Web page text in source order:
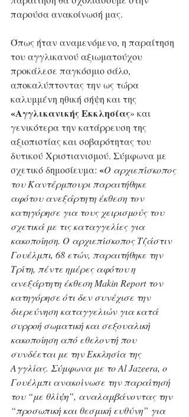
παρούσα ανακοίνωσή μας.
Όπως ήταν αναμενόμενο, η παραίτηση
του αγγλικανού αξιωματούχου
προκάλεσε παγκόσμιο σάλο,
αποκαλύπτοντας την ως τώρα
καλυμμένη ηθική σήψη και της
«Αγγλικανικής Εκκλησίας» και
γενικότερα την κατάρρευση της
αξιοπιστίας και σοβαρότητας του
δυτικού Χριστιανισμού. Σύμφωνα με
σχετικό δημοσίευμα: «Ο αρχιεπίσκοπος
του Καντέρμπουρι παραιτήθηκε
αφότου ανεξάρτητη έκθεση τον
κατηγόρησε για τους χειρισμούς του
σχετικά με τις καταγγελίες για
κακοποίηση. Ο αρχιεπίσκοπος Τζάστιν
Γουέλμπι, 68 ετών, παραιτήθηκε την
Τρίτη, πέντε ημέρες αφότου η
ανεξάρτητη έκθεση Makin Report τον
κατηγόρησε ότι δεν συνέχισε την
διερεύνηση καταγγελιών για κατά
συρροή σωματική και σεξουαλική
κακοποίηση από εθελοντή που
συνδέεται με την Εκκλησία της
Αγγλίας. Σύμφωνα με το Al Jazeera, o
Γουέλμπι ανακοίνωσε την παραίτησή
του “με θλίψη”, αναλαμβάνοντας την
“προσωπική και θεσμική ευθύνη” για